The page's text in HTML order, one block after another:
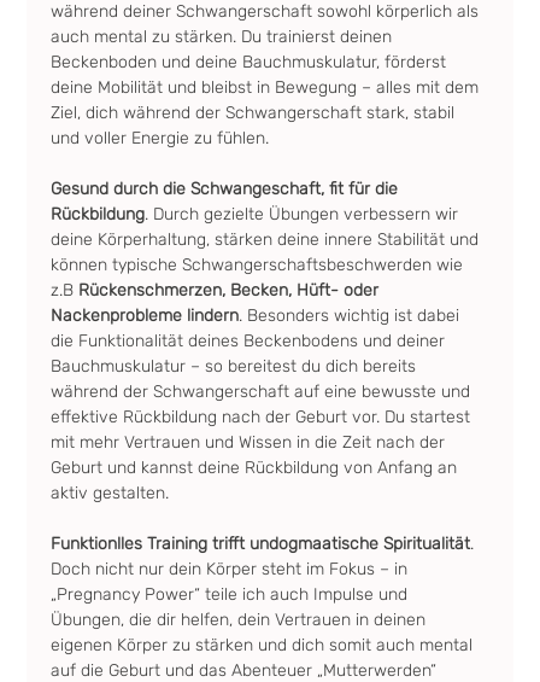
während deiner Schwangerschaft sowohl körperlich als
auch mental zu stärken. Du trainierst deinen
Beckenboden und deine Bauchmuskulatur, förderst
deine Mobilität und bleibst in Bewegung – alles mit dem
Ziel, dich während der Schwangerschaft stark, stabil
und voller Energie zu fühlen.
Gesund durch die Schwangeschaft, fit für die
Rückbildung. Durch gezielte Übungen verbessern wir
deine Körperhaltung, stärken deine innere Stabilität und
können typische Schwangerschaftsbeschwerden wie
z.B Rückenschmerzen, Becken, Hüft- oder
Nackenprobleme lindern. Besonders wichtig ist dabei
die Funktionalität deines Beckenbodens und deiner
Bauchmuskulatur – so bereitest du dich bereits
während der Schwangerschaft auf eine bewusste und
effektive Rückbildung nach der Geburt vor. Du startest
mit mehr Vertrauen und Wissen in die Zeit nach der
Geburt und kannst deine Rückbildung von Anfang an
aktiv gestalten.
Funktionlles Training trifft undogmaatische Spiritualität.
Doch nicht nur dein Körper steht im Fokus – in
„Pregnancy Power“ teile ich auch Impulse und
Übungen, die dir helfen, dein Vertrauen in deinen
eigenen Körper zu stärken und dich somit auch mental
auf die Geburt und das Abenteuer „Mutterwerden“